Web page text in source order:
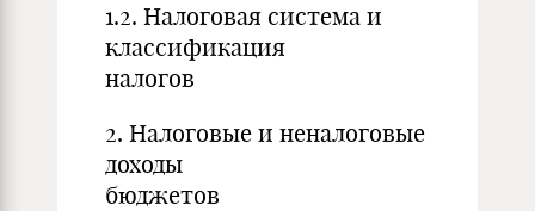
1.2. Налоговая система и
классификация
налогов
2. Налоговые и неналоговые
доходы
бюджетов